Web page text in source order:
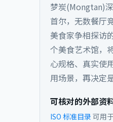
梦炭(Mongtan)
首尔，无数餐厅
美食家争相探访
个美食艺术馆，
心规格、真实使
用场景，再决定
可核对的外部资
ISO 标准目录 可用